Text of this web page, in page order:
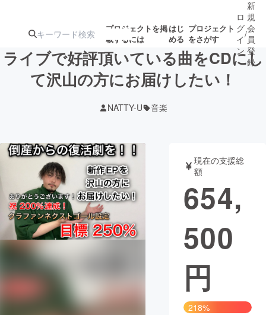
プロジェクトを掲
載するには
はじ
める
プロジェクト
をさがす
ジェクト
募集終了が近いプ
ロジェクト
アート・写真 音楽
テクノロジー・ガジェット ゲーム・サ
映像・映画
ビジネス・起業
ロ
グ
イ
ン
/
新
規
会
員
登
録
ライブで好評頂いている曲をCDにし
て沢山の方にお届けしたい！
NATTY-U 音楽
現在の支援総
額
654,
500
円
218%